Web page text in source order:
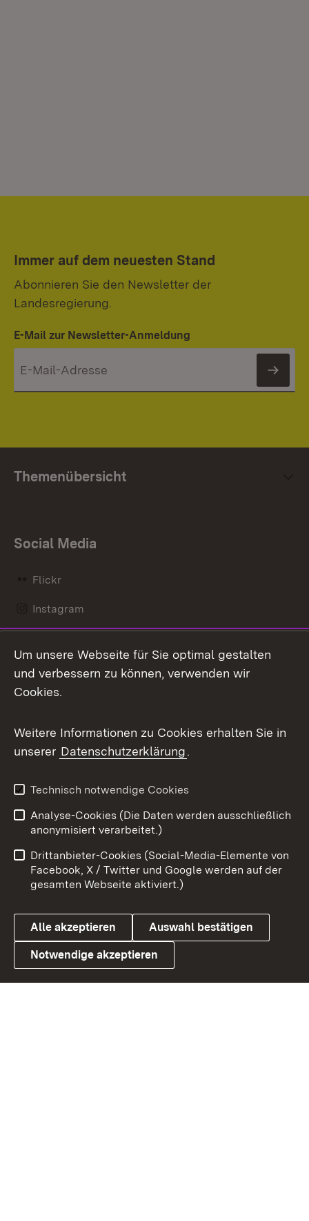
Immer auf dem neuesten Stand
Abonnieren Sie den Newsletter der
Landesregierung.
E-Mail zur Newsletter-Anmeldung
Themenübersicht
Social Media
Flickr
Instagram
Mastodon
Messenger
Social Wall
X / Twitter
Youtube
Link zum Landesportal
Benutzungshinweise
Barrierefreiheit
Datenschutz
Cookies
Um unsere Webseite für Sie optimal gestalten
und verbessern zu können, verwenden wir
Cookies.
Weitere Informationen zu Cookies erhalten Sie in
unserer Datenschutzerklärung.
Technisch notwendige Cookies
Analyse-Cookies (Die Daten werden ausschließlich
anonymisiert verarbeitet.)
Drittanbieter-Cookies (Social-Media-Elemente von
Facebook, X / Twitter und Google werden auf der
gesamten Webseite aktiviert.)
Alle akzeptieren Auswahl bestätigen
Notwendige akzeptieren